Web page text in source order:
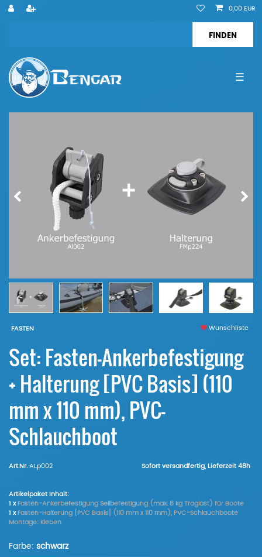
0,00 EUR
☰
FASTEN Wunschliste
Set: Fasten-Ankerbefestigung
+ Halterung [PVC Basis] (110
mm x 110 mm), PVC-
Schlauchboot
Art.Nr.ALp002 Sofort versandfertig, Lieferzeit 48h
Artikelpaket Inhalt:
1 xFasten-Ankerbefestigung Seilbefestigung (max. 8 kg Traglast) für Boote
1 xFasten-Halterung [PVC Basis] (110 mm x 110 mm), PVC-Schlauchboote
Montage: Kleben
Farbe: schwarz